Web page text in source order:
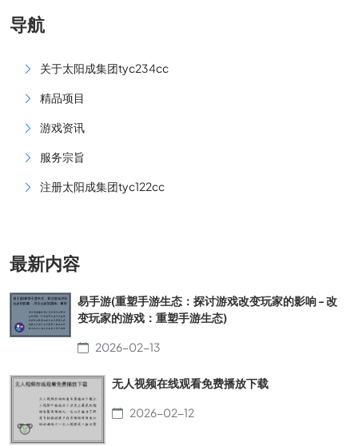
导航
关于太阳成集团tyc234cc
精品项目
游戏资讯
服务宗旨
注册太阳成集团tyc122cc
最新内容
易手游(重塑手游生态：探讨游戏改变玩家的影响 - 改
变玩家的游戏：重塑手游生态)
2026-02-13
无人视频在线观看免费播放下载
2026-02-12